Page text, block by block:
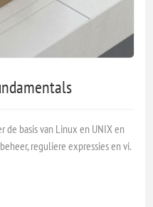
basis van Linux en UNIX en
reguliere expressies en vi.